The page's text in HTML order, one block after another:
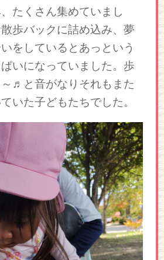
たくさん集めていまし
歩バックに詰め込み、夢
をしているとあっという
いになっていました。歩
～♬と音がなりそれもまた
いた子どもたちでした。